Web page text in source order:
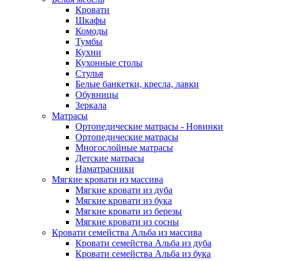
Кровати
Шкафы
Комоды
Тумбы
Кухни
Кухонные столы
Стулья
Белые банкетки, кресла, лавки
Обувницы
Зеркала
Матрасы
Ортопедические матрасы - Новинки
Ортопедические матрасы
Многослойные матрасы
Детские матрасы
Наматрасники
Мягкие кровати из массива
Мягкие кровати из дуба
Мягкие кровати из бука
Мягкие кровати из березы
Мягкие кровати из сосны
Кровати семейства Альба из массива
Кровати семейства Альба из дуба
Кровати семейства Альба из бука